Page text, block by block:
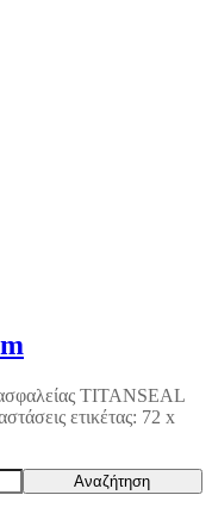
TITANSEAL
ετικέτας: 72 x
Αναζήτηση
για:
Αναζήτηση